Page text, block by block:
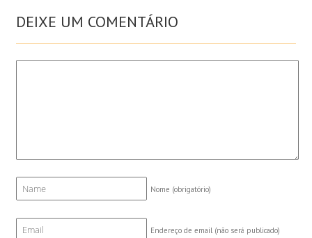
DEIXE UM COMENTÁRIO
Nome (obrigatório)
Endereço de email (não será publicado)